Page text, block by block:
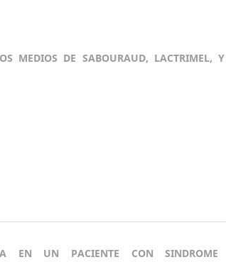
MEDIOS DE SABOURAUD, LACTRIMEL,
EN UN PACIENTE CON SINDROME